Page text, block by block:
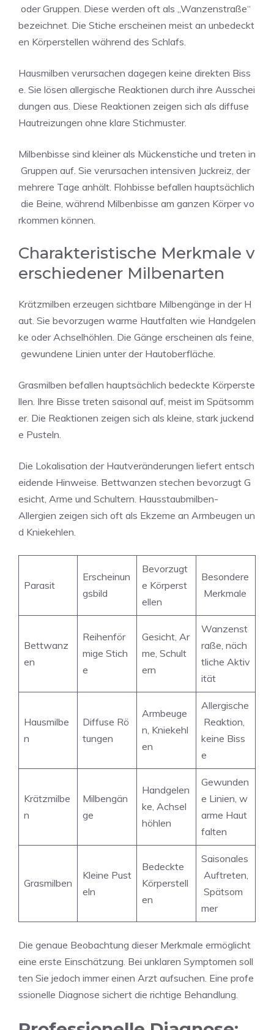
oder Gruppen. Diese werden oft als „Wanzenstraße“
bezeichnet. Die Stiche erscheinen meist an unbedeckt
en Körperstellen während des Schlafs.
Hausmilben verursachen dagegen keine direkten Biss
e. Sie lösen allergische Reaktionen durch ihre Ausschei
dungen aus. Diese Reaktionen zeigen sich als diffuse
Hautreizungen ohne klare Stichmuster.
Milbenbisse sind kleiner als Mückenstiche und treten in
Gruppen auf. Sie verursachen intensiven Juckreiz, der
mehrere Tage anhält. Flohbisse befallen hauptsächlich
die Beine, während Milbenbisse am ganzen Körper vo
rkommen können.
Charakteristische Merkmale v
erschiedener Milbenarten
Krätzmilben erzeugen sichtbare Milbengänge in der H
aut. Sie bevorzugen warme Hautfalten wie Handgelen
ke oder Achselhöhlen. Die Gänge erscheinen als feine,
gewundene Linien unter der Hautoberfläche.
Grasmilben befallen hauptsächlich bedeckte Körperste
llen. Ihre Bisse treten saisonal auf, meist im Spätsomm
er. Die Reaktionen zeigen sich als kleine, stark juckend
e Pusteln.
Die Lokalisation der Hautveränderungen liefert entsch
eidende Hinweise. Bettwanzen stechen bevorzugt G
esicht, Arme und Schultern. Hausstaubmilben-
Allergien zeigen sich oft als Ekzeme an Armbeugen un
d Kniekehlen.
Parasit
Erscheinun
gsbild
Bevorzugt
e Körperst
ellen
Besondere
Merkmale
Bettwanz
en
Reihenför
mige Stich
e
Gesicht, Ar
me, Schult
ern
Wanzenst
raße, näch
tliche Aktiv
ität
Hausmilbe
n
Diffuse Rö
tungen
Armbeuge
n, Kniekehl
en
Allergische
Reaktion,
keine Biss
e
Krätzmilbe
n
Milbengän
ge
Handgelen
ke, Achsel
höhlen
Gewunden
e Linien, w
arme Haut
falten
Grasmilben
Kleine Pust
eln
Bedeckte
Körperstell
en
Saisonales
Auftreten,
Spätsom
mer
Die genaue Beobachtung dieser Merkmale ermöglicht
eine erste Einschätzung. Bei unklaren Symptomen soll
ten Sie jedoch immer einen Arzt aufsuchen. Eine profe
ssionelle Diagnose sichert die richtige Behandlung.